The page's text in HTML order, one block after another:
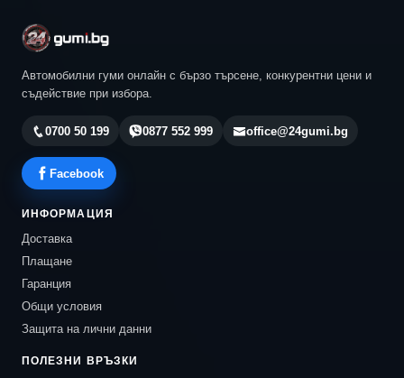
Автомобилни гуми онлайн с бързо търсене, конкурентни цени и
съдействие при избора.
0700 50 199 0877 552 999 office@24gumi.bg
Facebook
ИНФОРМАЦИЯ
Доставка
Плащане
Гаранция
Общи условия
Защита на лични данни
ПОЛЕЗНИ ВРЪЗКИ